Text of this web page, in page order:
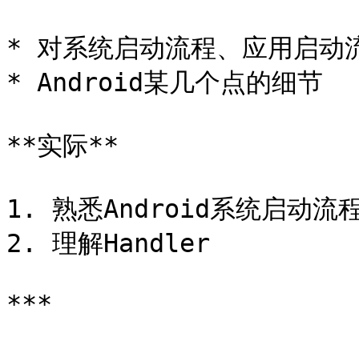
* 对系统启动流程、应用启动
* Android某几个点的细节
**实际**
1. 熟悉Android系统启动流
2. 理解Handler
***